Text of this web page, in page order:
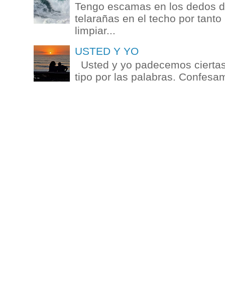
Tengo escamas en los dedos
telarañas en el techo por
limpiar...
USTED Y YO
Usted y yo padecemos
tipo por las palabras.